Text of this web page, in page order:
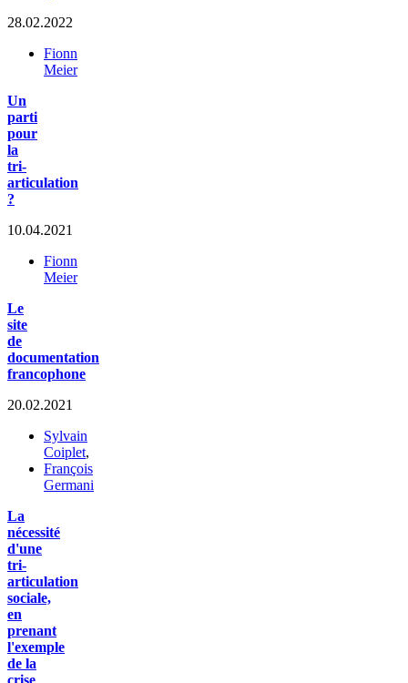
28.02.2022
Fionn
Meier
Un
parti
pour
la
tri-
articulation
?
10.04.2021
Fionn
Meier
Le
site
de
documentation
francophone
20.02.2021
Sylvain
Coiplet,
François
Germani
La
nécessité
d'une
tri-
articulation
sociale,
en
prenant
l'exemple
de la
crise